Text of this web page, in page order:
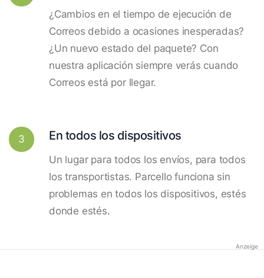
¿Cambios en el tiempo de ejecución de
Correos debido a ocasiones inesperadas?
¿Un nuevo estado del paquete? Con
nuestra aplicación siempre verás cuando
Correos está por llegar.
3 En todos los dispositivos
Un lugar para todos los envíos, para todos
los transportistas. Parcello funciona sin
problemas en todos los dispositivos, estés
donde estés.
Anzeige